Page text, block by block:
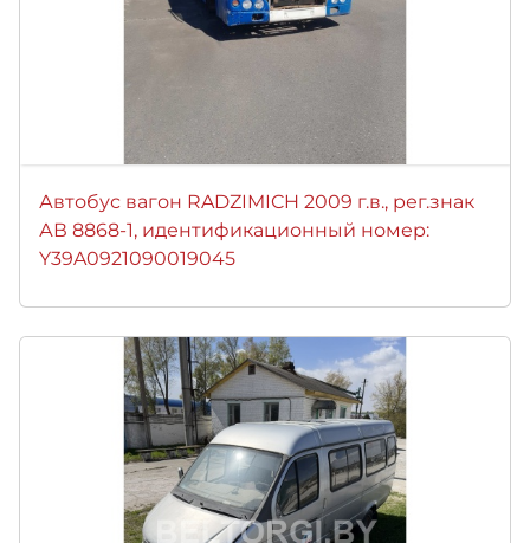
Автобус вагон RADZIMICH 2009 г.в., рег.знак
АВ 8868-1, идентификационный номер:
Y39A0921090019045